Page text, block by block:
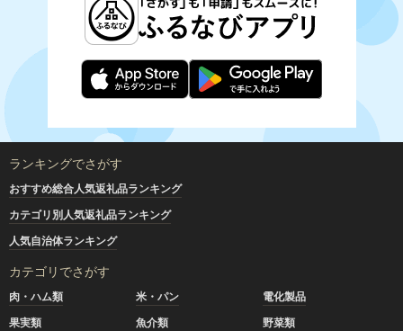
ランキングでさがす
おすすめ総合人気返礼品ランキング
カテゴリ別人気返礼品ランキング
人気自治体ランキング
カテゴリでさがす
肉・ハム類 米・パン
電化製品
果実類
魚介類
野菜類